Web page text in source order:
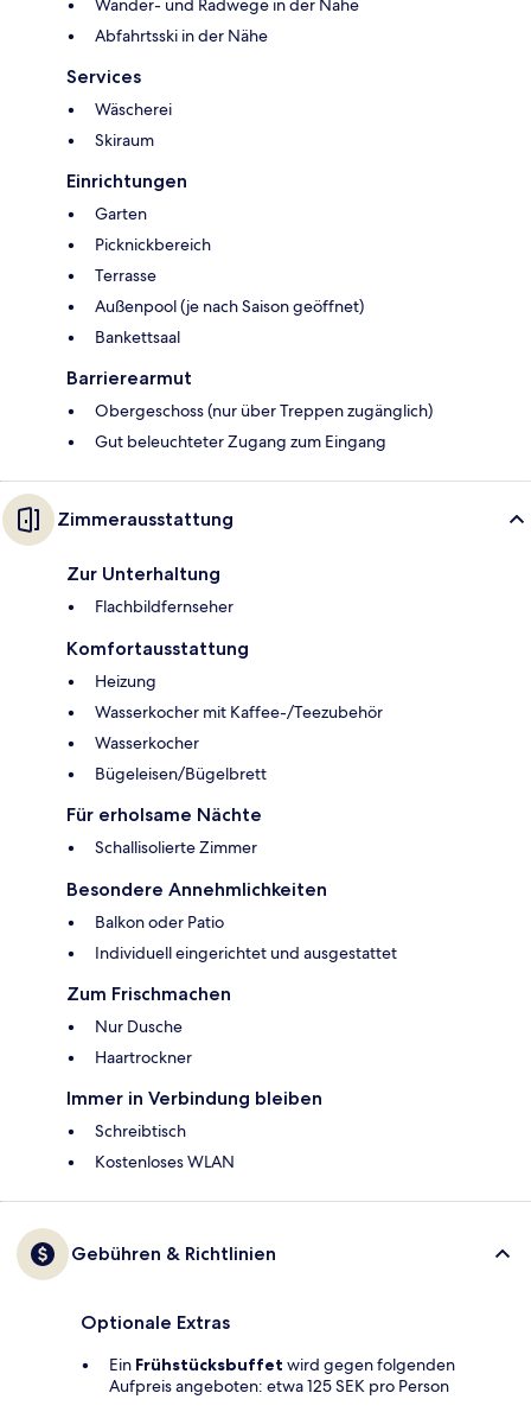
Wander- und Radwege in der Nähe
Abfahrtsski in der Nähe
Services
Wäscherei
Skiraum
Einrichtungen
Garten
Picknickbereich
Terrasse
Außenpool (je nach Saison geöffnet)
Bankettsaal
Barrierearmut
Obergeschoss (nur über Treppen zugänglich)
Gut beleuchteter Zugang zum Eingang
Zimmerausstattung
Zur Unterhaltung
Flachbildfernseher
Komfortausstattung
Heizung
Wasserkocher mit Kaffee-/Teezubehör
Wasserkocher
Bügeleisen/Bügelbrett
Für erholsame Nächte
Schallisolierte Zimmer
Besondere Annehmlichkeiten
Balkon oder Patio
Individuell eingerichtet und ausgestattet
Zum Frischmachen
Nur Dusche
Haartrockner
Immer in Verbindung bleiben
Schreibtisch
Kostenloses WLAN
Gebühren & Richtlinien
Optionale Extras
Ein Frühstücksbuffet wird gegen folgenden
Aufpreis angeboten: etwa 125 SEK pro Person